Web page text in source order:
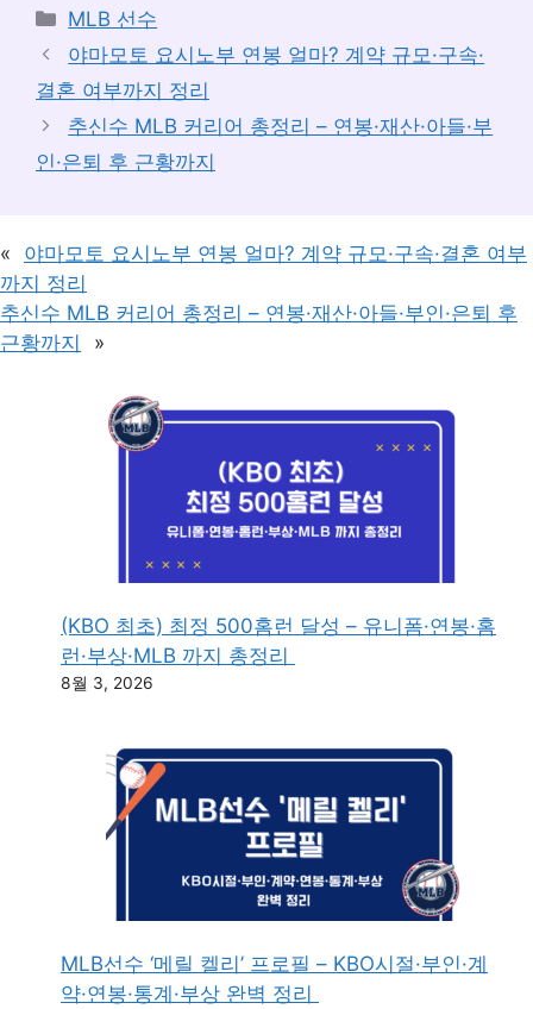
카
테
고
리
MLB 선수
야마모토 요시노부 연봉 얼마? 계약 규모·구속·
결혼 여부까지 정리
추신수 MLB 커리어 총정리 – 연봉·재산·아들·부
인·은퇴 후 근황까지
«
야마모토 요시노부 연봉 얼마? 계약 규모·구속·결혼 여부
까지 정리
추신수 MLB 커리어 총정리 – 연봉·재산·아들·부인·은퇴 후
근황까지
»
(KBO 최초) 최정 500홈런 달성 – 유니폼·연봉·홈
런·부상·MLB 까지 총정리
8월 3, 2026
MLB선수 ‘메릴 켈리’ 프로필 – KBO시절·부인·계
약·연봉·통계·부상 완벽 정리